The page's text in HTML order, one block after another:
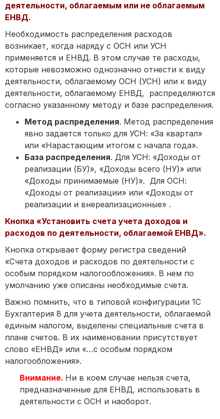
деятельности, облагаемым или не облагаемым
ЕНВД.
Необходимость распределения расходов
возникает, когда наряду с ОСН или УСН
применяется и ЕНВД. В этом случае те расходы,
которые невозможно однозначно отнести к виду
деятельности, облагаемому ОСН (УСН) или к виду
деятельности, облагаемому ЕНВД, распределяются
согласно указанному методу и базе распределения.
Метод распределения. Метод распределения
явно задается только для УСН: «За квартал»
или «Нарастающим итогом с начала года».
База распределения. Для УСН: «Доходы от
реализации (БУ)», «Доходы всего (НУ)» или
«Доходы принимаемые (НУ)». Для ОСН:
«Доходы от реализации» или «Доходы от
реализации и внереализационные» .
Кнопка «Установить счета учета доходов и
расходов по деятельности, облагаемой ЕНВД».
Кнопка открывает форму регистра сведений
«Счета доходов и расходов по деятельности с
особым порядком налогообложения». В нем по
умолчанию уже описаны необходимые счета.
Важно помнить, что в типовой конфигурации 1С
Бухгалтерия 8 для учета деятельности, облагаемой
единым налогом, выделены специальные счета в
плане счетов. В их наименовании присутствует
слово «ЕНВД» или «…с особым порядком
налогообложения».
Внимание. Ни в коем случае нельзя счета,
предназначенные для ЕНВД, использовать в
деятельности с ОСН и наоборот.